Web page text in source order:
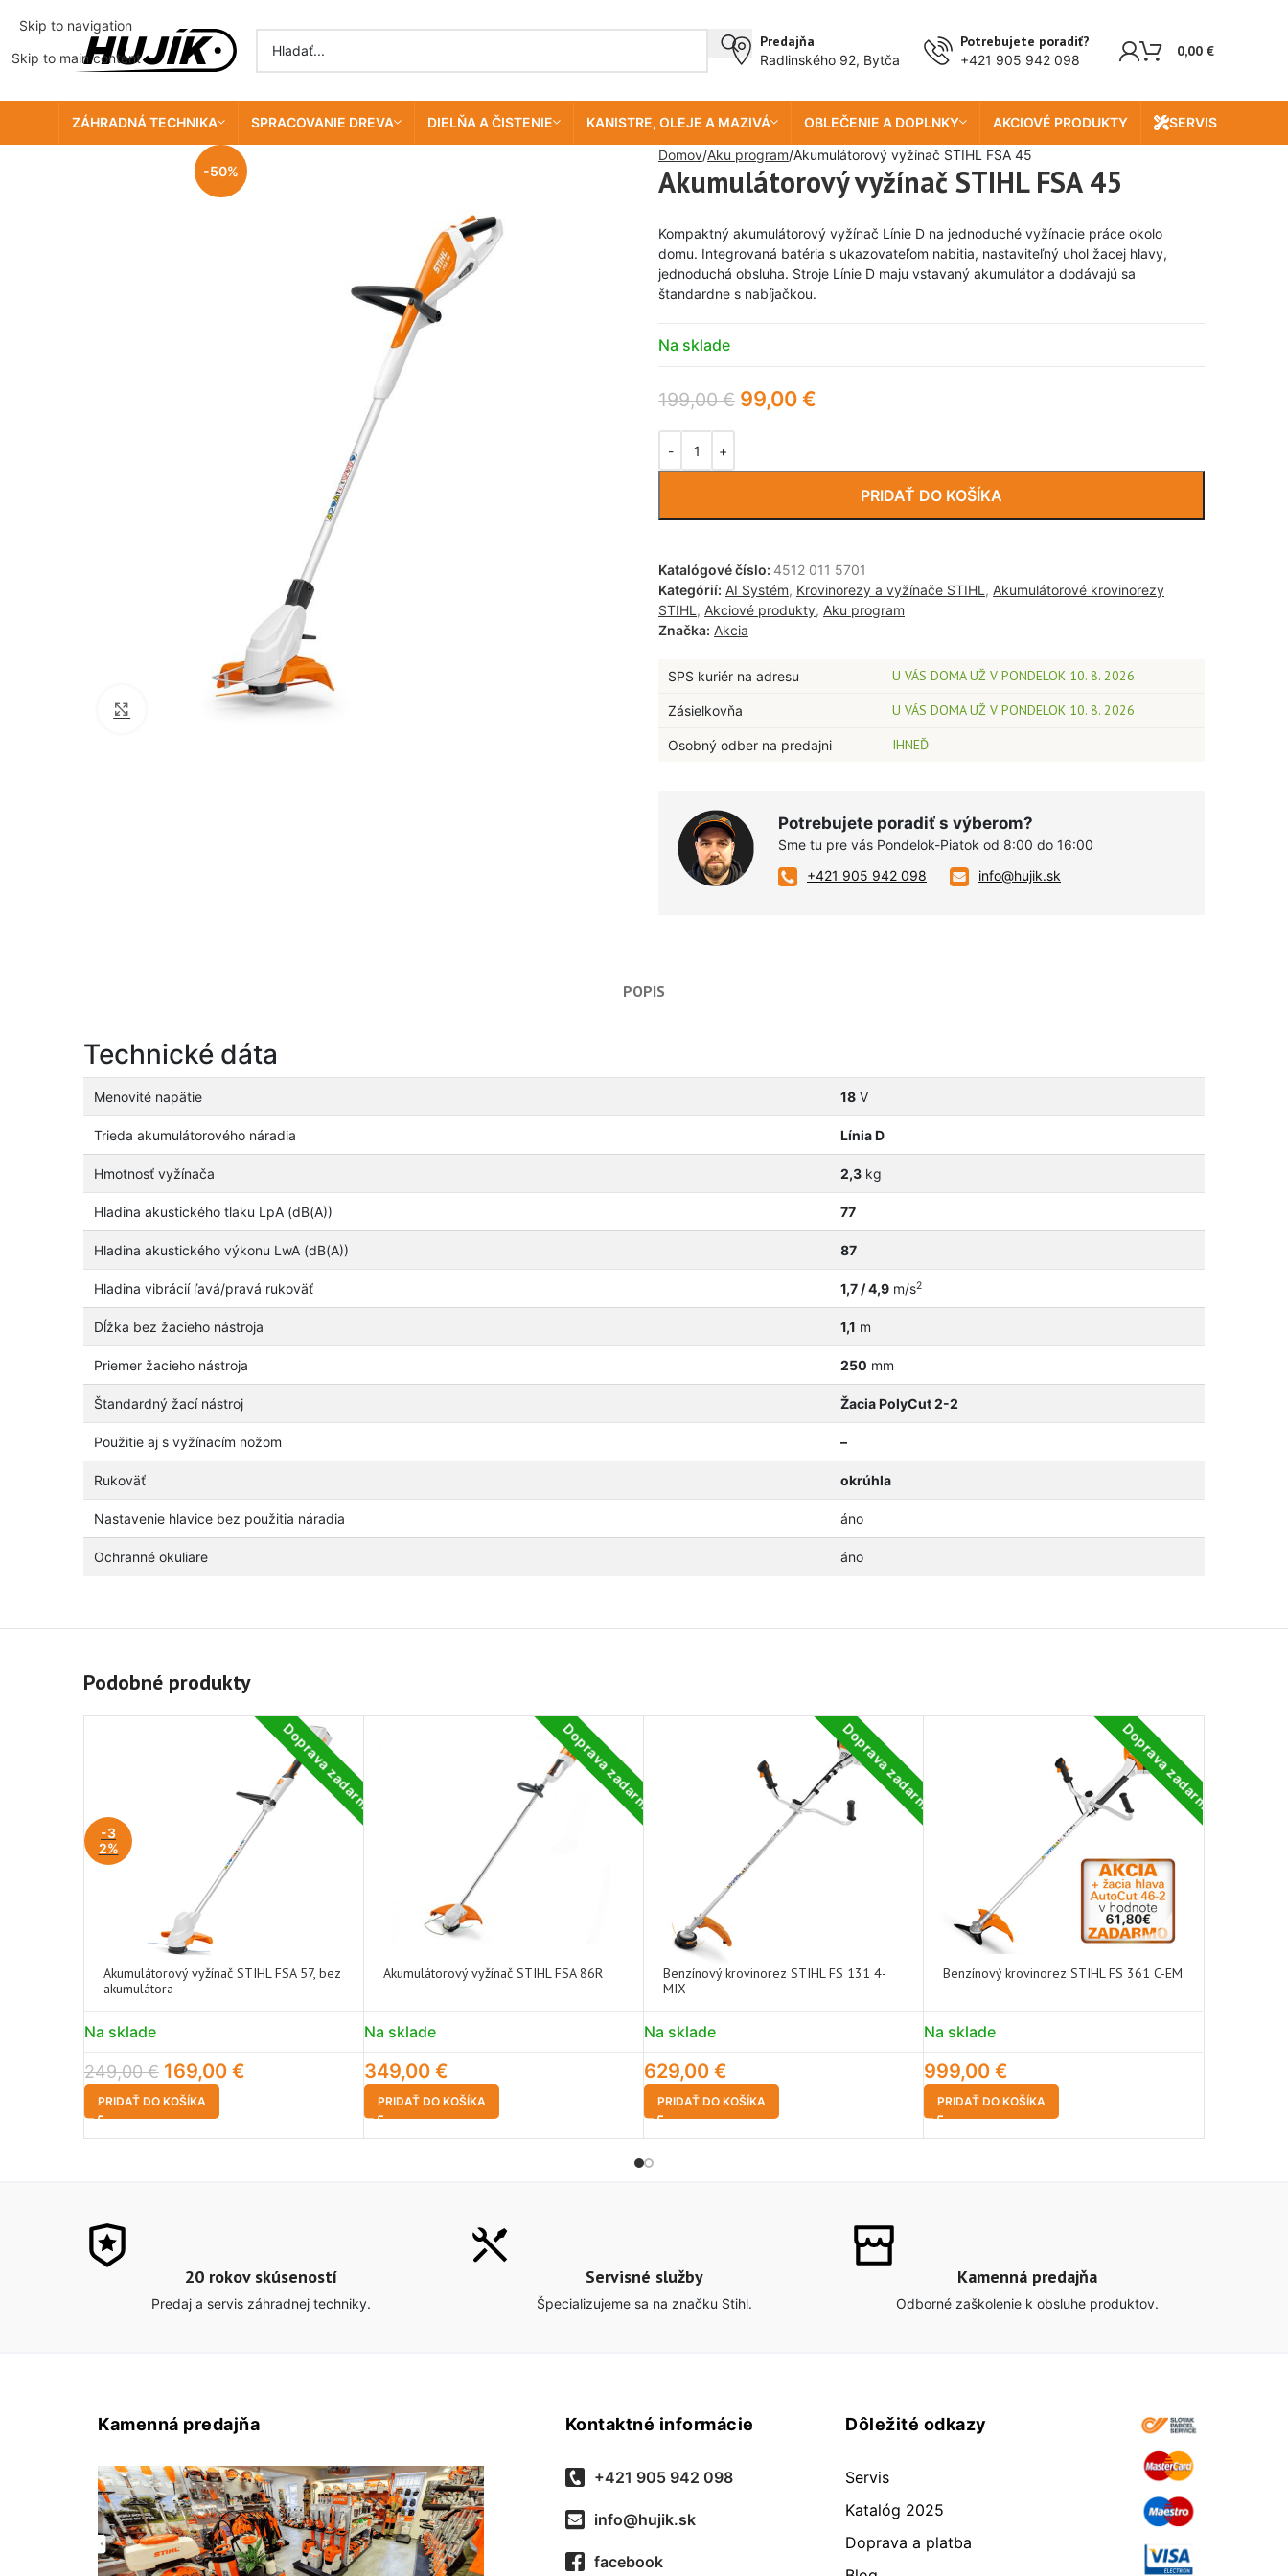
Skip to navigation
Skip to main content
Predajňa
Radlinského 92, Bytča
Potrebujete poradiť?
+421 905 942 098
0,00 €
ZÁHRADNÁ TECHNIKA SPRACOVANIE DREVA DIELŇA A ČISTENIE KANISTRE, OLEJE A MAZIVÁ OBLEČENIE A DOPLNKY AKCIOVÉ PRODUKTY SERVIS
-50%
Domov Aku program Akumulátorový vyžínač STIHL FSA 45
Akumulátorový vyžínač STIHL FSA 45
Kompaktný akumulátorový vyžínač Línie D na jednoduché vyžínacie práce okolo
domu. Integrovaná batéria s ukazovateľom nabitia, nastaviteľný uhol žacej hlavy,
jednoduchá obsluha. Stroje Línie D maju vstavaný akumulátor a dodávajú sa
štandardne s nabíjačkou.
Na sklade
199,00€ 99,00€
PRIDAŤ DO KOŠÍKA
Katalógové číslo: 4512 011 5701
Kategórií: AI Systém, Krovinorezy a vyžínače STIHL , Akumulátorové krovinorezy
STIHL , Akciové produkty, Aku program
Značka: Akcia
SPS kuriér na adresu U VÁS DOMA UŽ V PONDELOK 10. 8. 2026
Zásielkovňa U VÁS DOMA UŽ V PONDELOK 10. 8. 2026
Osobný odber na predajni IHNEĎ
Potrebujete poradiť s výberom?
Sme tu pre vás Pondelok-Piatok od 8:00 do 16:00
+421 905 942 098
info@hujik.sk
POPIS
Technické dáta
Menovité napätie 18V
Trieda akumulátorového náradia Línia D
Hmotnosť vyžínača 2,3kg
Hladina akustického tlaku LpA (dB(A)) 77
Hladina akustického výkonu LwA (dB(A)) 87
Hladina vibrácií ľavá/pravá rukoväť 1,7 / 4,9m/s2
Dĺžka bez žacieho nástroja 1,1 m
Priemer žacieho nástroja 250 mm
Štandardný žací nástroj Žacia PolyCut 2-2
Použitie aj s vyžínacím nožom –
Rukoväť okrúhla
Nastavenie hlavice bez použitia náradia áno
Ochranné okuliare áno
Podobné produkty
Doprava zadarmo
-3
2%
Akumulátorový vyžínač STIHL FSA 57, bez
akumulátora
Na sklade
249,00€ 169,00 €
PRIDAŤ DO KOŠÍKA
Doprava zadarmo
Akumulátorový vyžínač STIHL FSA 86R
Na sklade
349,00 €
PRIDAŤ DO KOŠÍKA
Doprava zadarmo
Benzínový krovinorez STIHL FS 131 4-
MIX
Na sklade
629,00 €
PRIDAŤ DO KOŠÍKA
Doprava zadarmo
Benzínový krovinorez STIHL FS 361 C-EM
Na sklade
999,00 €
PRIDAŤ DO KOŠÍKA
20 rokov skúseností
Predaj a servis záhradnej techniky.
Servisné služby
Špecializujeme sa na značku Stihl.
Kamenná predajňa
Odborné zaškolenie k obsluhe produktov.
Kamenná predajňa Kontaktné informácie
+421 905 942 098
info@hujik.sk
facebook
Dôležité odkazy
Servis
Katalóg 2025
Doprava a platba